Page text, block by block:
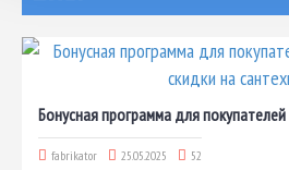
fabrikator 25.05.2025 52